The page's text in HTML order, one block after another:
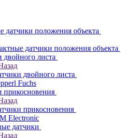
датчики положения объекта
датчики положения объекта
двойного листа
двойного листа
Fuchs
прикосновения
прикосновения
Electronic
датчики